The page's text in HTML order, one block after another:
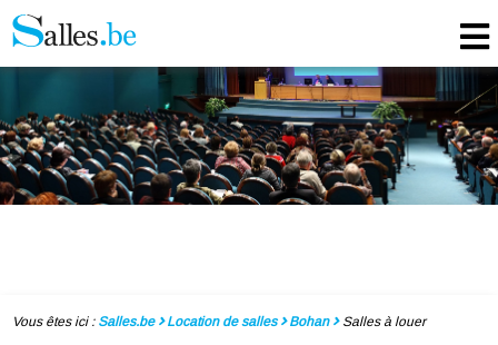
Vous êtes ici : Salles.be Location de salles Bohan Salles à louer